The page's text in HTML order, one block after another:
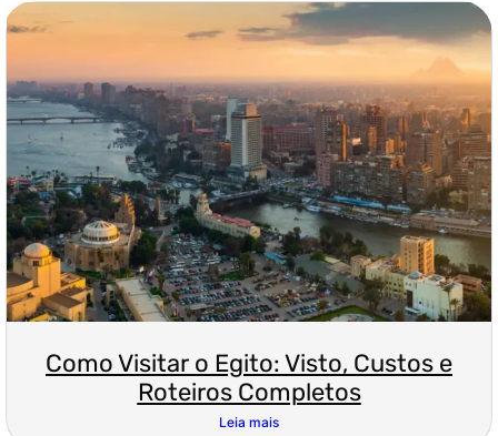
Como Visitar o Egito: Visto, Custos e
Roteiros Completos
Leia mais